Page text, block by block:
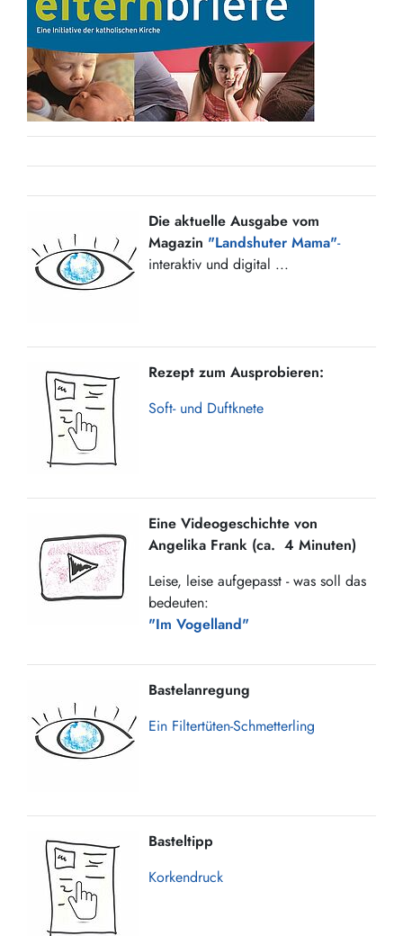
Die aktuelle Ausgabe vom
Magazin "Landshuter Mama"-
interaktiv und digital ...
Rezept zum Ausprobieren:
Soft- und Duftknete
Eine Videogeschichte von
Angelika Frank (ca. 4 Minuten)
Leise, leise aufgepasst - was soll das
bedeuten:
"Im Vogelland"
Bastelanregung
Ein Filtertüten-Schmetterling
Basteltipp
Korkendruck